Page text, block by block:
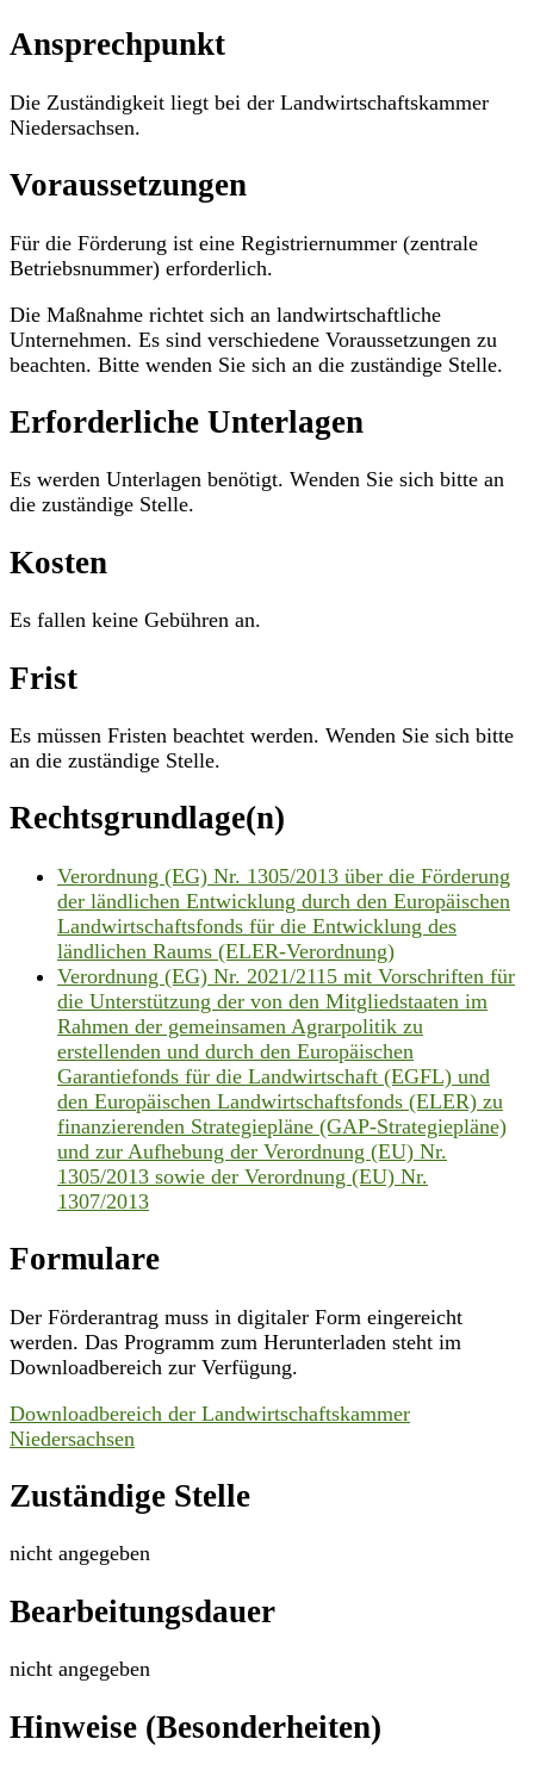
Ansprechpunkt
Die Zuständigkeit liegt bei der Landwirtschaftskammer
Niedersachsen.
Voraussetzungen
Für die Förderung ist eine Registriernummer (zentrale
Betriebsnummer) erforderlich.
Die Maßnahme richtet sich an landwirtschaftliche
Unternehmen. Es sind verschiedene Voraussetzungen zu
beachten. Bitte wenden Sie sich an die zuständige Stelle.
Erforderliche Unterlagen
Es werden Unterlagen benötigt. Wenden Sie sich bitte an
die zuständige Stelle.
Kosten
Es fallen keine Gebühren an.
Frist
Es müssen Fristen beachtet werden. Wenden Sie sich bitte
an die zuständige Stelle.
Rechtsgrundlage(n)
Verordnung (EG) Nr. 1305/2013 über die Förderung
der ländlichen Entwicklung durch den Europäischen
Landwirtschaftsfonds für die Entwicklung des
ländlichen Raums (ELER-Verordnung)
Verordnung (EG) Nr. 2021/2115 mit Vorschriften für
die Unterstützung der von den Mitgliedstaaten im
Rahmen der gemeinsamen Agrarpolitik zu
erstellenden und durch den Europäischen
Garantiefonds für die Landwirtschaft (EGFL) und
den Europäischen Landwirtschaftsfonds (ELER) zu
finanzierenden Strategiepläne (GAP-Strategiepläne)
und zur Aufhebung der Verordnung (EU) Nr.
1305/2013 sowie der Verordnung (EU) Nr.
1307/2013
Formulare
Der Förderantrag muss in digitaler Form eingereicht
werden. Das Programm zum Herunterladen steht im
Downloadbereich zur Verfügung.
Downloadbereich der Landwirtschaftskammer
Niedersachsen
Zuständige Stelle
nicht angegeben
Bearbeitungsdauer
nicht angegeben
Hinweise (Besonderheiten)